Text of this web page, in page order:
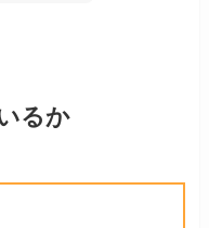
るか